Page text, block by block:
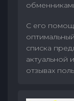
С его
списка
актуальной
отзывах